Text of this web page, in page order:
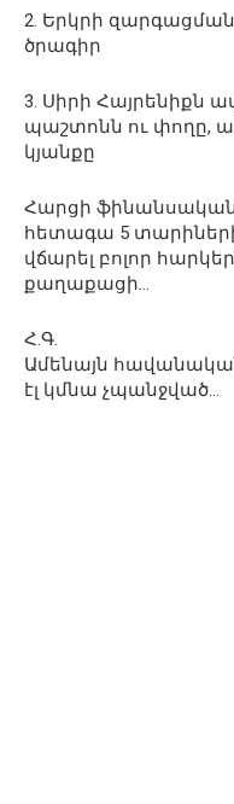
2. Երկրի
ծրագիր
3. Սիրի Հայրենիքն
պաշտոնն ու փողը,
կյանքը
Հարցի
հետագա 5
վճարել բոլոր
քաղաքացի…
Հ.Գ.
Ամենայն
էլ կմնա չպանջված…